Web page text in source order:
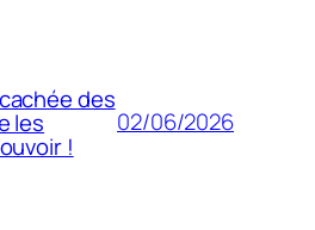
des
les
!
02/06/2026